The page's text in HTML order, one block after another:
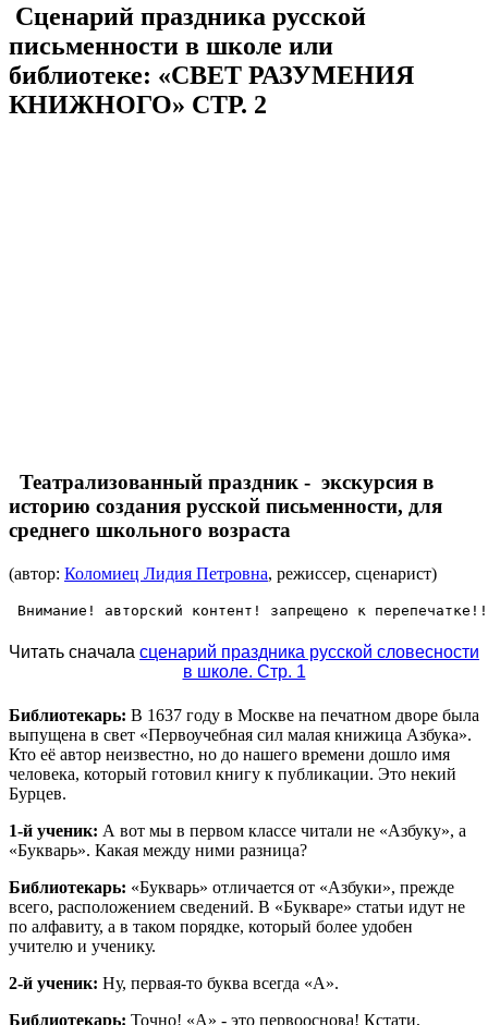
Сценарий праздника русской
письменности в школе или
библиотеке: «СВЕТ РАЗУМЕНИЯ
КНИЖНОГО» СТР. 2
Театрализованный праздник - экскурсия в
историю создания русской письменности, для
среднего школьного возраста
(автор: Коломиец Лидия Петровна, режиссер, сценарист)
Внимание! авторский контент! запрещено к
Читать сначала сценарий праздника русской словесности
в школе. Стр. 1
Библиотекарь: В 1637 году в Москве на печатном дворе была
выпущена в свет «Первоучебная сил малая книжица Азбука».
Кто её автор неизвестно, но до нашего времени дошло имя
человека, который готовил книгу к публикации. Это некий
Бурцев.
1-й ученик: А вот мы в первом классе читали не «Азбуку», а
«Букварь». Какая между ними разница?
Библиотекарь: «Букварь» отличается от «Азбуки», прежде
всего, расположением сведений. В «Букваре» статьи идут не
по алфавиту, а в таком порядке, который более удобен
учителю и ученику.
2-й ученик: Ну, первая-то буква всегда «А».
Библиотекарь: Точно! «А» - это первооснова! Кстати,